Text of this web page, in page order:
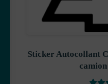
Sticker Autocollant